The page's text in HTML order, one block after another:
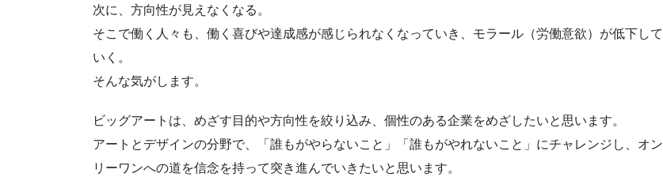
次に、方向性が見えなくなる。
そこで働く人々も、働く喜びや達成感が感じられなくなっていき、モラール（労働意欲）が低下して
いく。
そんな気がします。
ビッグアートは、めざす目的や方向性を絞り込み、個性のある企業をめざしたいと思います。
アートとデザインの分野で、「誰もがやらないこと」「誰もがやれないこと」にチャレンジし、オン
リーワンへの道を信念を持って突き進んでいきたいと思います。